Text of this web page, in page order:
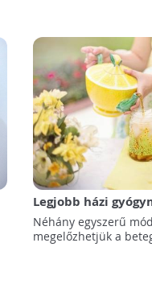
Legjobb házi
ellen
Néhány egyszerű
megelőzhetjük a